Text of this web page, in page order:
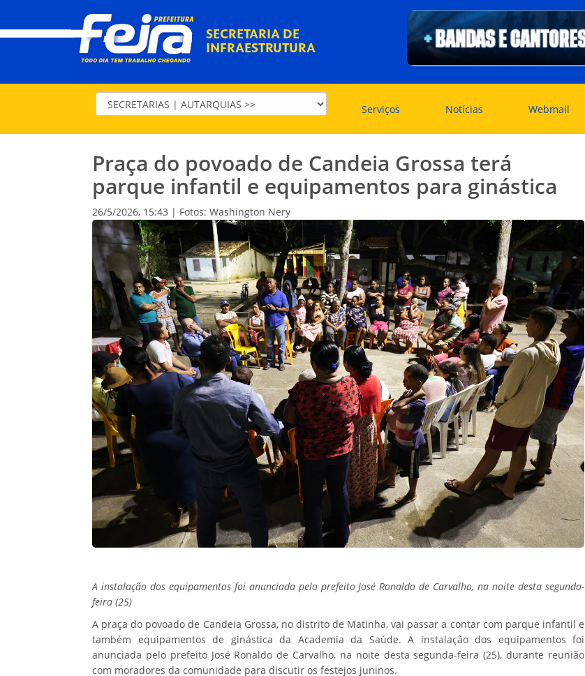
SECRETARIA DE
INFRAESTRUTURA
Serviços Notícias Webmail
Praça do povoado de Candeia Grossa terá
parque infantil e equipamentos para ginástica
26/5/2026, 15:43 | Fotos: Washington Nery
A instalação dos equipamentos foi anunciada pelo prefeito José Ronaldo de Carvalho, na noite desta segunda-
feira (25)
A praça do povoado de Candeia Grossa, no distrito de Matinha, vai passar a contar com parque infantil e
também equipamentos de ginástica da Academia da Saúde. A instalação dos equipamentos foi
anunciada pelo prefeito José Ronaldo de Carvalho, na noite desta segunda-feira (25), durante reunião
com moradores da comunidade para discutir os festejos juninos.